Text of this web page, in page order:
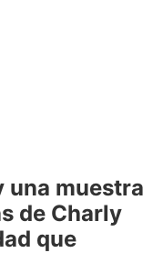
una muestra
de Charly
que